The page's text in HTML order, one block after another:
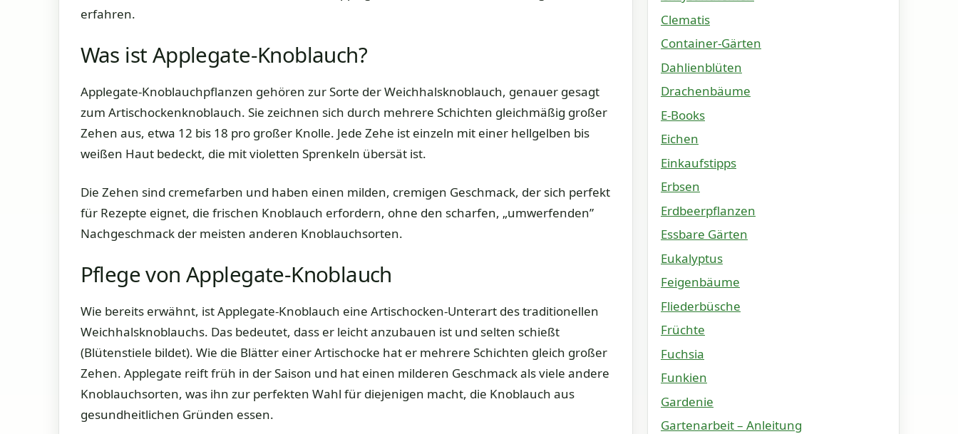
erfahren.
Was ist Applegate-Knoblauch?
Applegate-Knoblauchpflanzen gehören zur Sorte der Weichhalsknoblauch, genauer gesagt
zum Artischockenknoblauch. Sie zeichnen sich durch mehrere Schichten gleichmäßig großer
Zehen aus, etwa 12 bis 18 pro großer Knolle. Jede Zehe ist einzeln mit einer hellgelben bis
weißen Haut bedeckt, die mit violetten Sprenkeln übersät ist.
Die Zehen sind cremefarben und haben einen milden, cremigen Geschmack, der sich perfekt
für Rezepte eignet, die frischen Knoblauch erfordern, ohne den scharfen, „umwerfenden”
Nachgeschmack der meisten anderen Knoblauchsorten.
Pflege von Applegate-Knoblauch
Wie bereits erwähnt, ist Applegate-Knoblauch eine Artischocken-Unterart des traditionellen
Weichhalsknoblauchs. Das bedeutet, dass er leicht anzubauen ist und selten schießt
(Blütenstiele bildet). Wie die Blätter einer Artischocke hat er mehrere Schichten gleich großer
Zehen. Applegate reift früh in der Saison und hat einen milderen Geschmack als viele andere
Knoblauchsorten, was ihn zur perfekten Wahl für diejenigen macht, die Knoblauch aus
gesundheitlichen Gründen essen.
Clematis
Container-Gärten
Dahlienblüten
Drachenbäume
E-Books
Eichen
Einkaufstipps
Erbsen
Erdbeerpflanzen
Essbare Gärten
Eukalyptus
Feigenbäume
Fliederbüsche
Früchte
Fuchsia
Funkien
Gardenie
Gartenarbeit – Anleitung